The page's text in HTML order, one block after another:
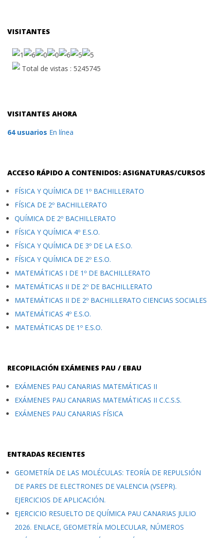
VISITANTES
Total de vistas : 5245745
VISITANTES AHORA
64 usuarios En línea
ACCESO RÁPIDO A CONTENIDOS: ASIGNATURAS/CURSOS
FÍSICA Y QUÍMICA DE 1º BACHILLERATO
FÍSICA DE 2º BACHILLERATO
QUÍMICA DE 2º BACHILLERATO
FÍSICA Y QUÍMICA 4º E.S.O.
FÍSICA Y QUÍMICA DE 3º DE LA E.S.O.
FÍSICA Y QUÍMICA DE 2º E.S.O.
MATEMÁTICAS I DE 1º DE BACHILLERATO
MATEMÁTICAS II DE 2º DE BACHILLERATO
MATEMÁTICAS II DE 2º BACHILLERATO CIENCIAS SOCIALES
MATEMÁTICAS 4º E.S.O.
MATEMÁTICAS DE 1º E.S.O.
RECOPILACIÓN EXÁMENES PAU / EBAU
EXÁMENES PAU CANARIAS MATEMÁTICAS II
EXÁMENES PAU CANARIAS MATEMÁTICAS II C.C.S.S.
EXÁMENES PAU CANARIAS FÍSICA
ENTRADAS RECIENTES
GEOMETRÍA DE LAS MOLÉCULAS: TEORÍA DE REPULSIÓN
DE PARES DE ELECTRONES DE VALENCIA (VSEPR).
EJERCICIOS DE APLICACIÓN.
EJERCICIO RESUELTO DE QUÍMICA PAU CANARIAS JULIO
2026. ENLACE, GEOMETRÍA MOLECULAR, NÚMEROS